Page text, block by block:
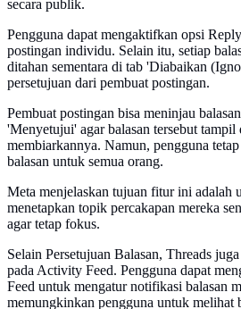
secara publik.
Pengguna dapat mengaktifkan opsi
postingan individu. Selain itu, setiap
ditahan sementara di tab 'Diabaikan
persetujuan dari pembuat postingan.
Pembuat postingan bisa meninjau
'Menyetujui' agar balasan tersebut
membiarkannya. Namun, pengguna
balasan untuk semua orang.
Meta menjelaskan tujuan fitur ini adalah
menetapkan topik percakapan mereka
agar tetap fokus.
Selain Persetujuan Balasan, Threads
pada Activity Feed. Pengguna dapat
Feed untuk mengatur notifikasi balasan
memungkinkan pengguna untuk melihat